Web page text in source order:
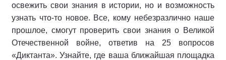
освежить свои знания в истории, но и возможность
узнать что-то новое. Все, кому небезразлично наше
прошлое, смогут проверить свои знания о Великой
Отечественной войне, ответив на 25 вопросов
«Диктанта». Узнайте, где ваша ближайшая площадка